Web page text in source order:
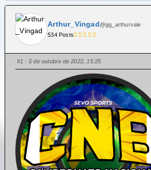
Arthur_Vingad@gg_arthurvale
534 Posts
#1 · 5 de outubro de 2022, 15:25